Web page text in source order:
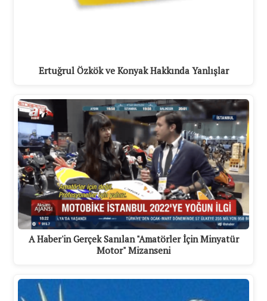
Ertuğrul Özkök ve Konyak Hakkında Yanlışlar
A Haber'in Gerçek Sanılan "Amatörler İçin Minyatür
Motor" Mizanseni